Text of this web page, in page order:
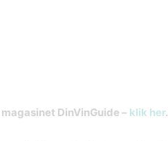
DinVinGuide – klik her.